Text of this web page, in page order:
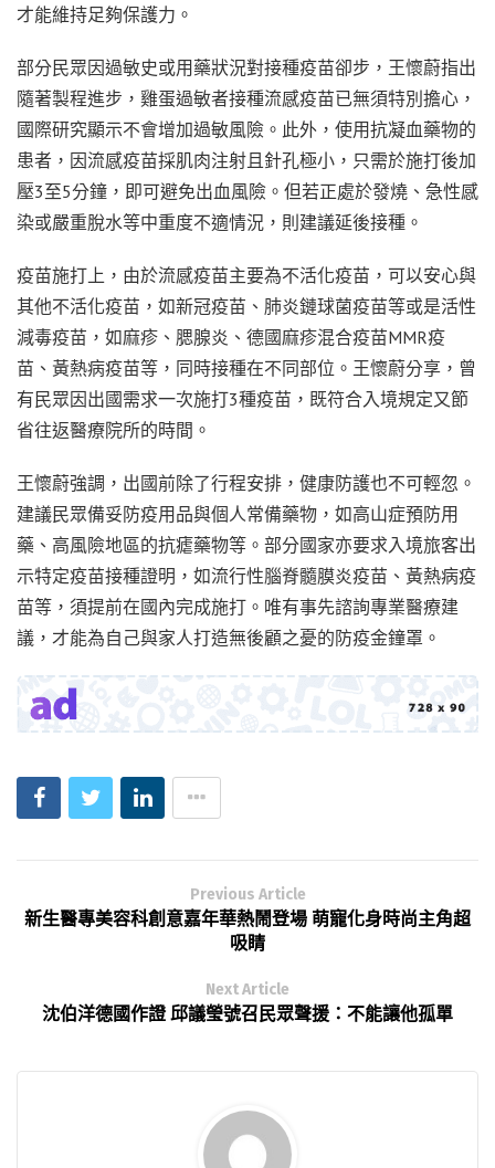
才能維持足夠保護力。
部分民眾因過敏史或用藥狀況對接種疫苗卻步，王懷蔚指出
隨著製程進步，雞蛋過敏者接種流感疫苗已無須特別擔心，
國際研究顯示不會增加過敏風險。此外，使用抗凝血藥物的
患者，因流感疫苗採肌肉注射且針孔極小，只需於施打後加
壓3至5分鐘，即可避免出血風險。但若正處於發燒、急性感
染或嚴重脫水等中重度不適情況，則建議延後接種。
疫苗施打上，由於流感疫苗主要為不活化疫苗，可以安心與
其他不活化疫苗，如新冠疫苗、肺炎鏈球菌疫苗等或是活性
減毒疫苗，如麻疹、腮腺炎、德國麻疹混合疫苗MMR疫
苗、黃熱病疫苗等，同時接種在不同部位。王懷蔚分享，曾
有民眾因出國需求一次施打3種疫苗，既符合入境規定又節
省往返醫療院所的時間。
王懷蔚強調，出國前除了行程安排，健康防護也不可輕忽。
建議民眾備妥防疫用品與個人常備藥物，如高山症預防用
藥、高風險地區的抗瘧藥物等。部分國家亦要求入境旅客出
示特定疫苗接種證明，如流行性腦脊髓膜炎疫苗、黃熱病疫
苗等，須提前在國內完成施打。唯有事先諮詢專業醫療建
議，才能為自己與家人打造無後顧之憂的防疫金鐘罩。
Previous Article
新生醫專美容科創意嘉年華熱鬧登場 萌寵化身時尚主角超
吸睛
Next Article
沈伯洋德國作證 邱議瑩號召民眾聲援：不能讓他孤單